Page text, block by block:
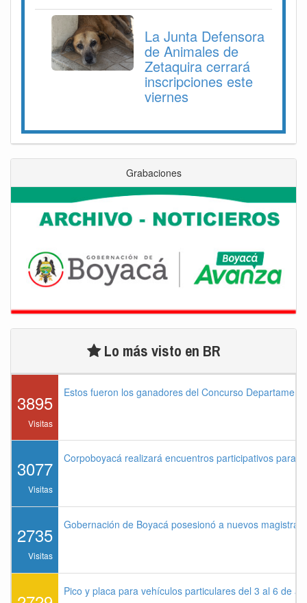
La Junta Defensora
de Animales de
Zetaquira cerrará
inscripciones este
viernes
Grabaciones
Lo más visto en BR
3895
Visitas
Estos fueron los ganadores del Concurso
3077
Visitas
Corpoboyacá realizará encuentros participativos para
2735
Visitas
Gobernación de Boyacá posesionó a nuevos
Pico y placa para vehículos particulares del 3 al 6 de